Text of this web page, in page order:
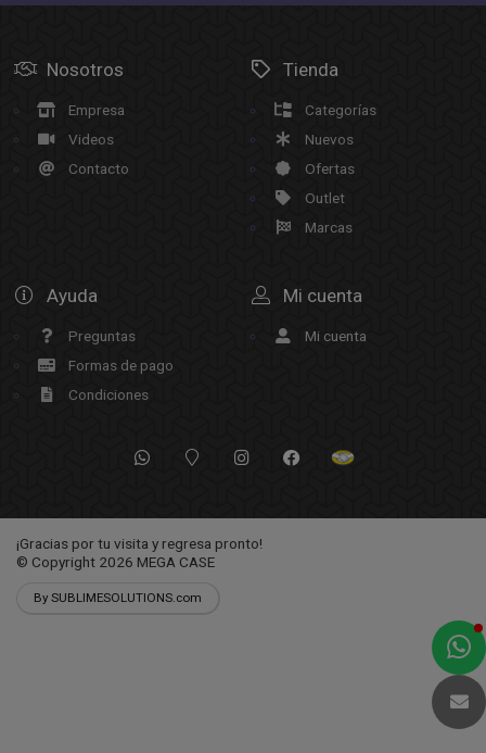
Nosotros
Empresa
Videos
Contacto
Tienda
Categorías
Nuevos
Ofertas
Outlet
Marcas
Ayuda
Preguntas
Formas de pago
Condiciones
Mi cuenta
Mi cuenta
¡Gracias por tu visita y regresa pronto!
© Copyright 2026 MEGA CASE
By SUBLIMESOLUTIONS.com